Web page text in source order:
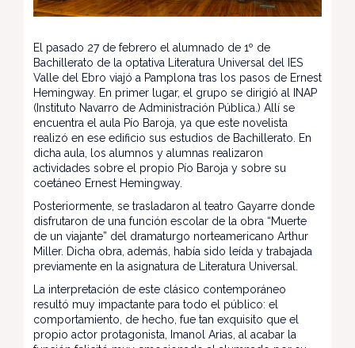
El pasado 27 de febrero el alumnado de 1º de
Bachillerato de la optativa Literatura Universal del IES
Valle del Ebro viajó a Pamplona tras los pasos de Ernest
Hemingway. En primer lugar, el grupo se dirigió al INAP
(Instituto Navarro de Administración Pública.) Allí se
encuentra el aula Pío Baroja, ya que este novelista
realizó en ese edificio sus estudios de Bachillerato. En
dicha aula, los alumnos y alumnas realizaron
actividades sobre el propio Pío Baroja y sobre su
coetáneo Ernest Hemingway.
Posteriormente, se trasladaron al teatro Gayarre donde
disfrutaron de una función escolar de la obra “Muerte
de un viajante” del dramaturgo norteamericano Arthur
Miller. Dicha obra, además, había sido leída y trabajada
previamente en la asignatura de Literatura Universal.
La interpretación de este clásico contemporáneo
resultó muy impactante para todo el público: el
comportamiento, de hecho, fue tan exquisito que el
propio actor protagonista, Imanol Arias, al acabar la